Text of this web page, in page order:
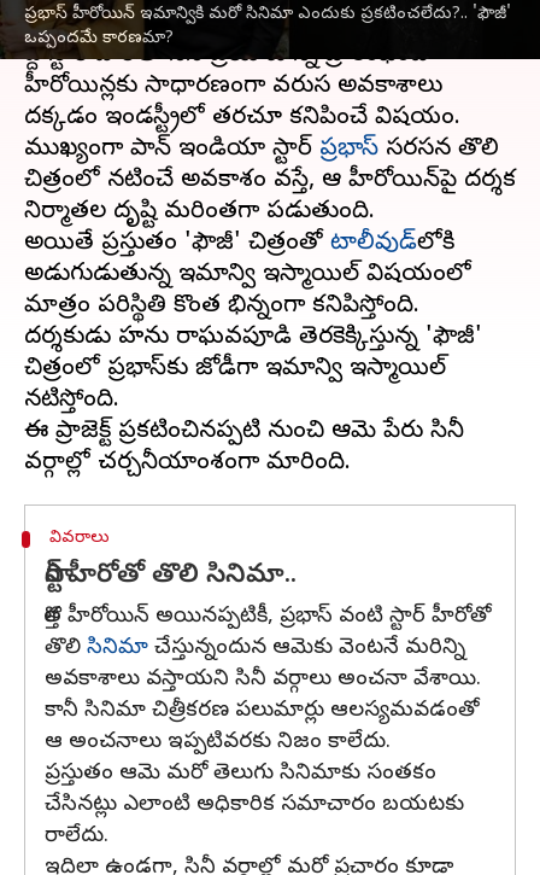
ప్రభాస్ హీరోయిన్ ఇమాన్వికి మరో సినిమా ఎందుకు ప్రకటించలేదు?.. 'ఫౌజీ'
ఒప్పందమే కారణమా?
ఈ వార్తాకథనం ఏంటి
పెద్ద స్టార్ హీరోతో సినీ ప్రయాణాన్ని ప్రారంభించే
హీరోయిన్లకు సాధారణంగా వరుస అవకాశాలు
దక్కడం ఇండస్ట్రీలో తరచూ కనిపించే విషయం.
ముఖ్యంగా పాన్ ఇండియా స్టార్ ప్రభాస్ సరసన తొలి
చిత్రంలో నటించే అవకాశం వస్తే, ఆ హీరోయిన్‌పై దర్శక
నిర్మాతల దృష్టి మరింతగా పడుతుంది.
అయితే ప్రస్తుతం 'ఫౌజీ' చిత్రంతో టాలీవుడ్‌లోకి
అడుగుపెడుతున్న ఇమాన్వి ఇస్మాయిల్ విషయంలో
మాత్రం పరిస్థితి కొంత భిన్నంగా కనిపిస్తోంది.
దర్శకుడు హను రాఘవపూడి తెరకెక్కిస్తున్న 'ఫౌజీ'
చిత్రంలో ప్రభాస్‌కు జోడీగా ఇమాన్వి ఇస్మాయిల్
నటిస్తోంది.
ఈ ప్రాజెక్ట్ ప్రకటించినప్పటి నుంచి ఆమె పేరు సినీ
వివరాలు
స్టార్ హీరోతో తొలి సినిమా..
కొత్త హీరోయిన్ అయినప్పటికీ, ప్రభాస్ వంటి స్టార్ హీరోతో
తొలి సినిమా చేస్తున్నందున ఆమెకు వెంటనే మరిన్ని
అవకాశాలు వస్తాయని సినీ వర్గాలు అంచనా వేశాయి.
కానీ సినిమా చిత్రీకరణ పలుమార్లు ఆలస్యమవడంతో
ఆ అంచనాలు ఇప్పటివరకు నిజం కాలేదు.
ప్రస్తుతం ఆమె మరో తెలుగు సినిమాకు సంతకం
చేసినట్లు ఎలాంటి అధికారిక సమాచారం బయటకు
రాలేదు.
ఇదిలా ఉండగా, సినీ వర్గాల్లో మరో ప్రచారం కూడా